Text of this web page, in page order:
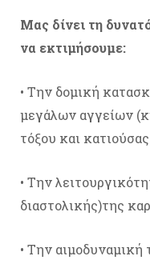
Μας δίνει τη
να εκτιμήσουμε:
• Την δομική
μεγάλων αγγείων
τόξου και
• Την
διαστολικής)της
• Την αιμοδυναμική